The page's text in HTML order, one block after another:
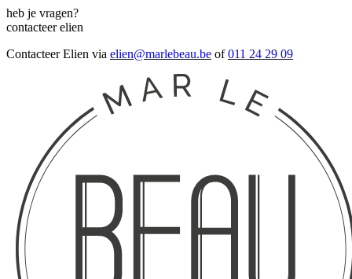
heb je vragen?
contacteer elien
Contacteer Elien via elien@marlebeau.be of011 24 29 09